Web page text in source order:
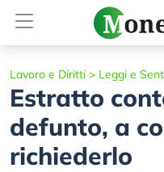
Lavoro e Diritti > Leggi e
Estratto
defunto, a
richiederlo